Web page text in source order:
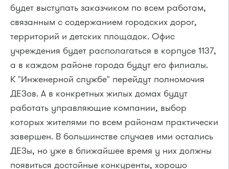
будет выступать заказчиком по всем работам,
связанным с содержанием городских дорог,
территорий и детских площадок. Офис
учреждения будет располагаться в корпусе 1137,
а в каждом районе города будут его филиалы.
К "Инженерной службе" перейдут полномочия
ДЕЗов. А в конкретных жилых домах будут
работать управляющие компании, выбор
которых жителями по всем районам практически
завершен. В большинстве случаев ими остались
ДЕЗы, но уже в ближайшее время у них должны
появиться достойные конкуренты, хорошо